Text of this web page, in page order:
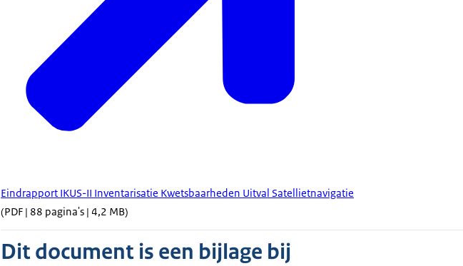
Eindrapport IKUS-II Inventarisatie Kwetsbaarheden Uitval Satellietnavigatie
(PDF | 88 pagina's | 4,2 MB)
Dit document is een bijlage bij